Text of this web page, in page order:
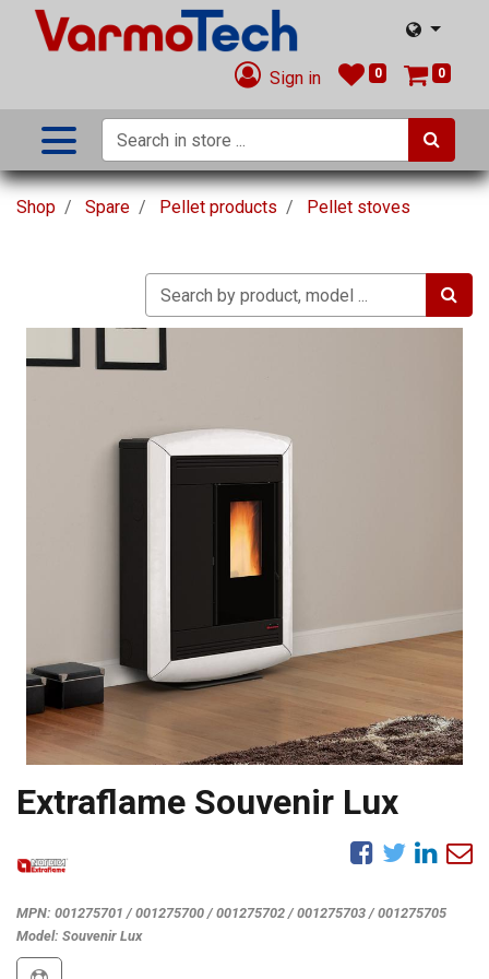
Sign in 0 0
Shop Spare Pellet products Pellet stoves
Extraflame Souvenir Lux
MPN: 001275701 / 001275700 / 001275702 / 001275703 / 001275705
Model: Souvenir Lux